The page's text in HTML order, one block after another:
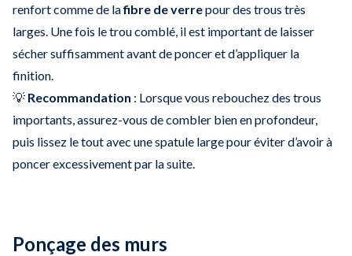
renfort comme de lafibre de verrepour des trous très
larges. Une fois le trou comblé, il est important de laisser
sécher suffisamment avant de poncer et d’appliquer la
finition.
💡 Recommandation : Lorsque vous rebouchez des trous
importants, assurez-vous de combler bien en profondeur,
puis lissez le tout avec une spatule large pour éviter d’avoir à
poncer excessivement par la suite.
Ponçage des murs